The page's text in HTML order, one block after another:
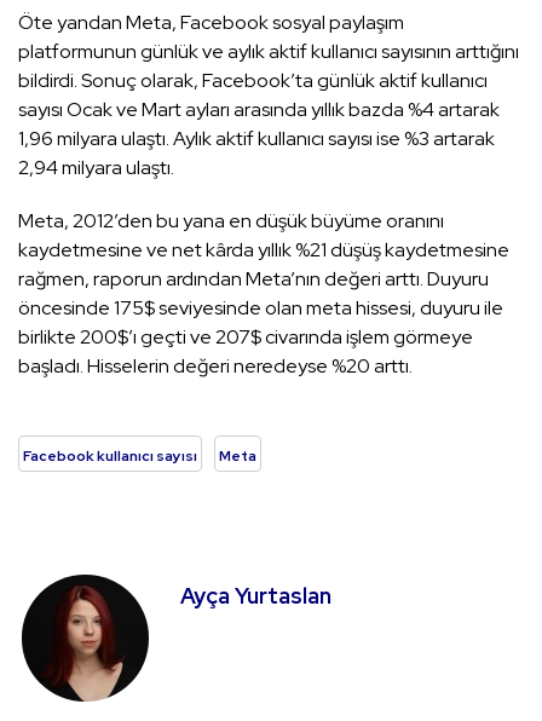
Öte yandan Meta, Facebook sosyal paylaşım
platformunun günlük ve aylık aktif kullanıcı sayısının arttığını
bildirdi. Sonuç olarak, Facebook’ta günlük aktif kullanıcı
sayısı Ocak ve Mart ayları arasında yıllık bazda %4 artarak
1,96 milyara ulaştı. Aylık aktif kullanıcı sayısı ise %3 artarak
2,94 milyara ulaştı.
Meta, 2012’den bu yana en düşük büyüme oranını
kaydetmesine ve net kârda yıllık %21 düşüş kaydetmesine
rağmen, raporun ardından Meta’nın değeri arttı. Duyuru
öncesinde 175$ seviyesinde olan meta hissesi, duyuru ile
birlikte 200$’ı geçti ve 207$ civarında işlem görmeye
başladı. Hisselerin değeri neredeyse %20 arttı.
Facebook kullanıcı sayısı Meta
Ayça Yurtaslan